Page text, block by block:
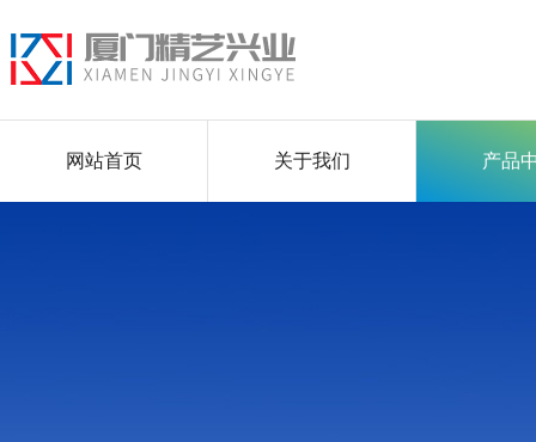
网站首页 关于我们 产品